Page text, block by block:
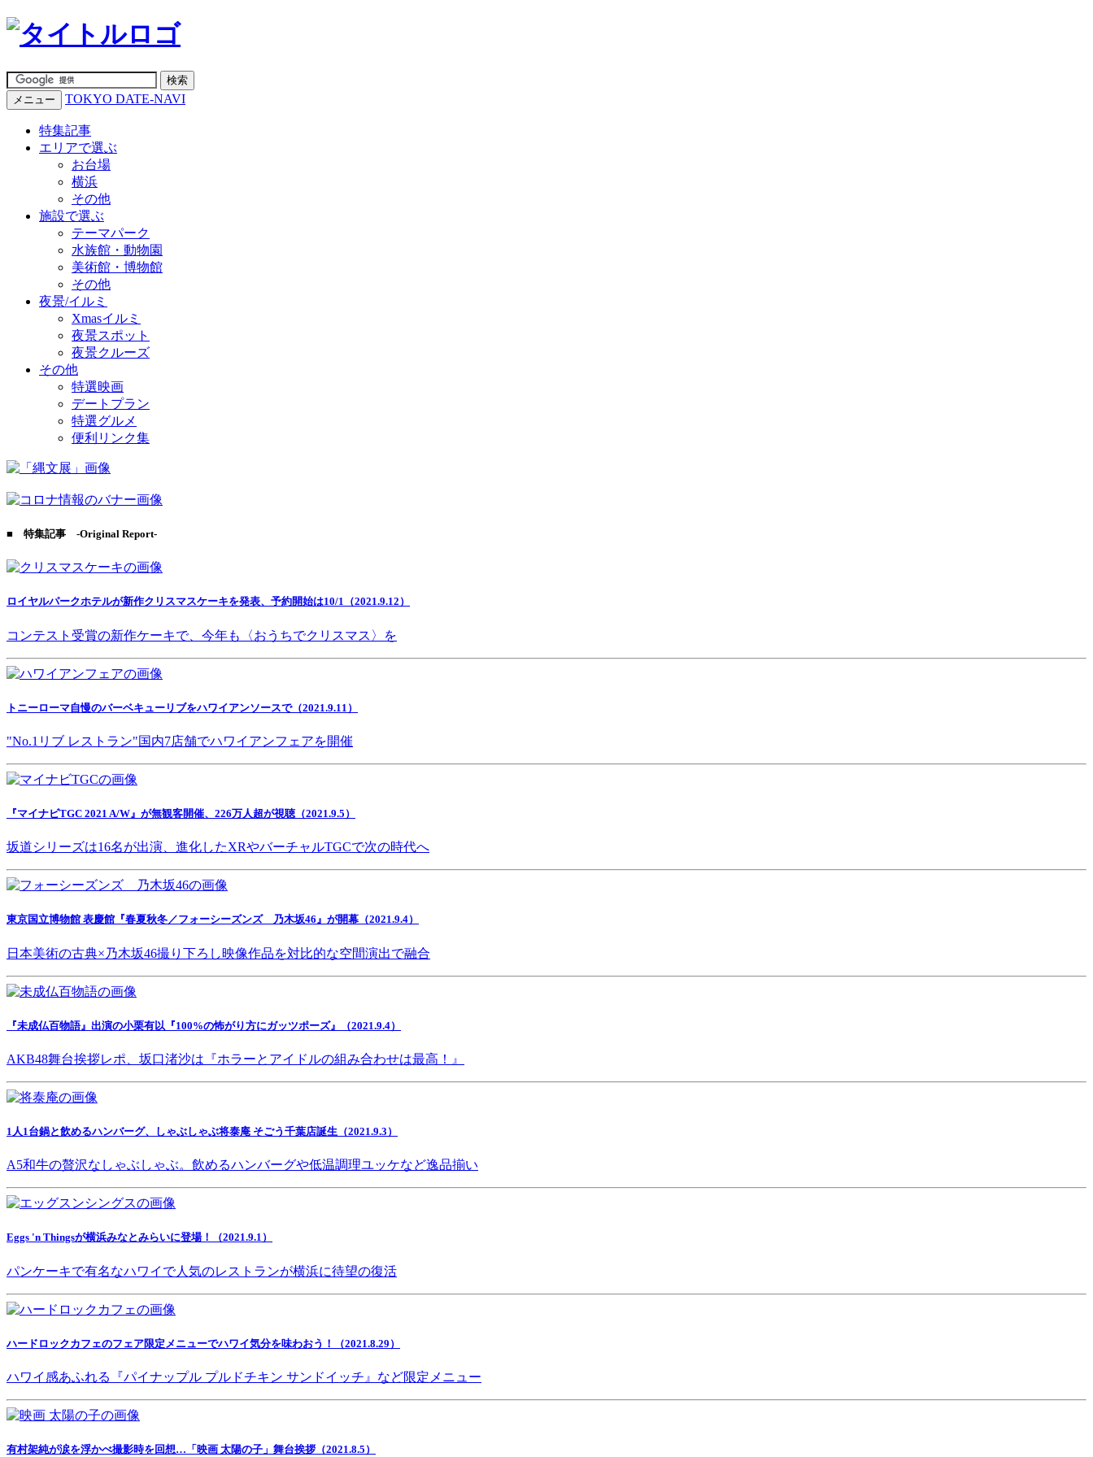
メニュー TOKYO DATE-NAVI
特集記事
エリアで選ぶ
お台場
横浜
その他
施設で選ぶ
テーマパーク
水族館・動物園
美術館・博物館
その他
夜景/イルミ
Xmasイルミ
夜景スポット
夜景クルーズ
その他
特選映画
デートプラン
特選グルメ
便利リンク集
■ 特集記事 -Original Report-
ロイヤルパークホテルが新作クリスマスケーキを発表、予約開始は10/1（2021.9.12）
コンテスト受賞の新作ケーキで、今年も〈おうちでクリスマス〉を
トニーローマ自慢のバーベキューリブをハワイアンソースで（2021.9.11）
"No.1リブ レストラン"国内7店舗でハワイアンフェアを開催
『マイナビTGC 2021 A/W』が無観客開催、226万人超が視聴（2021.9.5）
坂道シリーズは16名が出演、進化したXRやバーチャルTGCで次の時代へ
東京国立博物館 表慶館『春夏秋冬／フォーシーズンズ 乃木坂46』が開幕（2021.9.4）
日本美術の古典×乃木坂46撮り下ろし映像作品を対比的な空間演出で融合
『未成仏百物語』出演の小栗有以『100%の怖がり方にガッツポーズ』（2021.9.4）
AKB48舞台挨拶レポ、坂口渚沙は『ホラーとアイドルの組み合わせは最高！』
1人1台鍋と飲めるハンバーグ、しゃぶしゃぶ将泰庵 そごう千葉店誕生（2021.9.3）
A5和牛の贅沢なしゃぶしゃぶ。飲めるハンバーグや低温調理ユッケなど逸品揃い
Eggs 'n Thingsが横浜みなとみらいに登場！（2021.9.1）
パンケーキで有名なハワイで人気のレストランが横浜に待望の復活
ハードロックカフェのフェア限定メニューでハワイ気分を味わおう！（2021.8.29）
ハワイ感あふれる『パイナップル プルドチキン サンドイッチ』など限定メニュー
有村架純が涙を浮かべ撮影時を回想…「映画 太陽の子」舞台挨拶（2021.8.5）